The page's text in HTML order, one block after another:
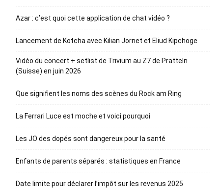
Azar : c’est quoi cette application de chat vidéo ?
Lancement de Kotcha avec Kilian Jornet et Eliud Kipchoge
Vidéo du concert + setlist de Trivium au Z7 de Pratteln
(Suisse) en juin 2026
Que signifient les noms des scènes du Rock am Ring
La Ferrari Luce est moche et voici pourquoi
Les JO des dopés sont dangereux pour la santé
Enfants de parents séparés : statistiques en France
Date limite pour déclarer l’impôt sur les revenus 2025